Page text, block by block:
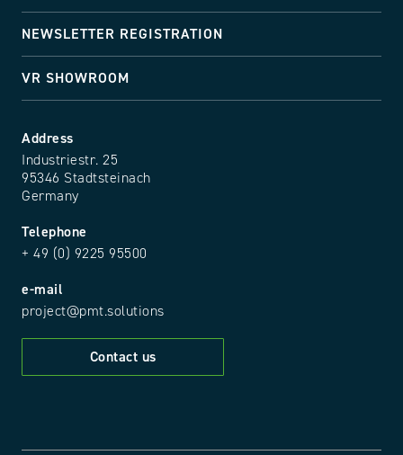
Address
Industriestr. 25
95346 Stadtsteinach
Germany
Telephone
+ 49 (0) 9225 95500
e-mail
project@pmt.solutions
Contact us
NEWSLETTER REGISTRATION
VR SHOWROOM